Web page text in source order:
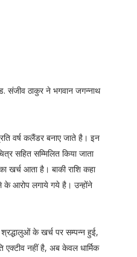
संजीव ठाकुर ने भगवान जगन्नाथ
वर्ष कलैंडर बनाए जाते है। इन
सहित सम्मिलित किया जाता
आता है। बाकी राशि कहा
के आरोप लगाये गये है। उन्होंने
श्रद्धालुओं के खर्च पर सम्पन्न हुई,
नहीं है, अब केवल धार्मिक